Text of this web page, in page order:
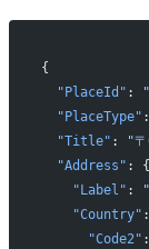
{
  "PlaceId"
:
  "PlaceType"
:
  "Title"
: "
  "Address"
: {
    "Label"
:
    "Country"
      "Code2"
: